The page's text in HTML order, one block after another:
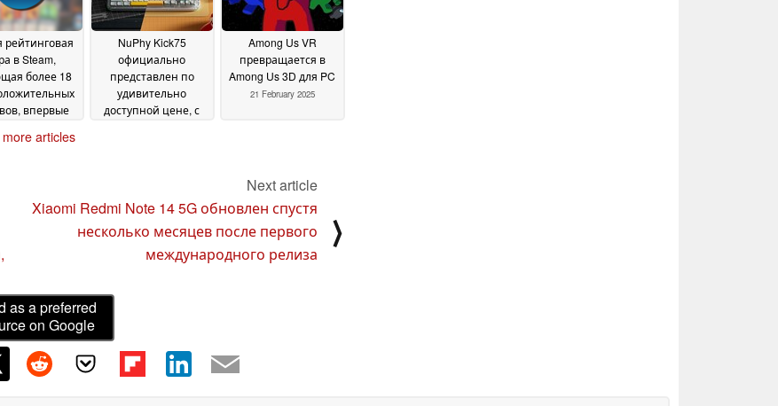
рейтинговая
в Steam,
более 18
впервые
2025
NuPhy Kick75
официально
представлен по
удивительно
доступной цене, с
Among Us VR
превращается в
Among Us 3D для PC
21 February 2025
articles
Next article
Xiaomi Redmi Note 14 5G обновлен спустя
несколько месяцев после первого
международного релиза
⟩
as a preferred
on Google